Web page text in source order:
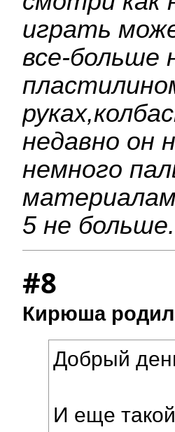
играть
все-больше
недавно он
немного
5 не больше.
#8
Кирюша
Добрый
И еще